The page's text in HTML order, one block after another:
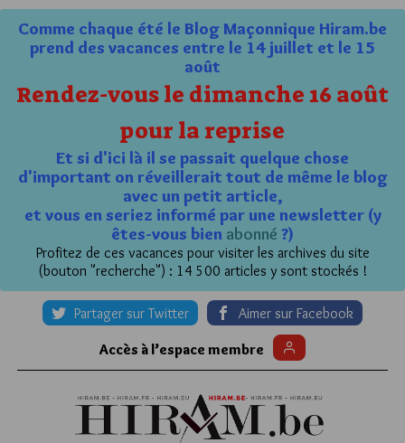
Comme chaque été le Blog Maçonnique Hiram.be
prend des vacances entre le 14 juillet et le 15
août
Rendez-vous le dimanche 16 août
pour la reprise
Et si d'ici là il se passait quelque chose
d'important on réveillerait tout de même le blog
avec un petit article,
et vous en seriez informé par une newsletter (y
êtes-vous bien abonné ?)
Profitez de ces vacances pour visiter les archives du site
(bouton "recherche") : 14 500 articles y sont stockés !
Partager sur Twitter Aimer sur Facebook
Accès à l’espace membre